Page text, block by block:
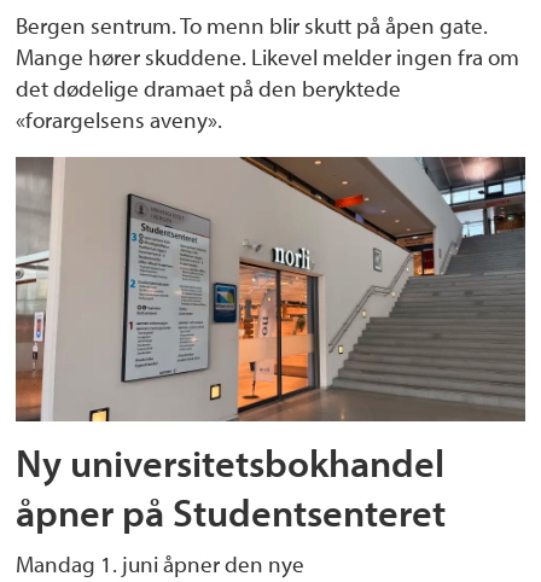
Bergen sentrum. To menn blir skutt på åpen gate.
Mange hører skuddene. Likevel melder ingen fra om
det dødelige dramaet på den beryktede
«forargelsens aveny».
Ny universitetsbokhandel
åpner på Studentsenteret
Mandag 1. juni åpner den nye